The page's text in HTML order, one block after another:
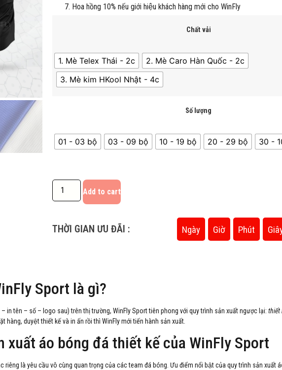
Hoa hồng 10% nếu giới hiệu khách hàng mới cho WinFly
Chất vải
1. Mè Telex Thái - 2c
2. Mè Caro Hàn Quốc - 2c
3. Mè kim HKool Nhật - 4c
Số lượng
01 - 03 bộ 03 - 09 bộ 10 - 19 bộ 20 - 29 bộ 30 -
Add to cart
THỜI GIAN ƯU ĐÃI : Ngày Giờ Phút
Sport là gì?
in tên – số – logo sau) trên thị trường, WinFly Sport tiên phong với quy trình sản xuất ngược lại: thiết
hàng, duyệt thiết kế và in ấn rồi thì WinFly mới tiến hành sản xuất.
xuất áo bóng đá thiết kế của WinFly Sport
là yêu cầu vô cùng quan trọng của các team đá bóng. Ưu điểm nổi bật của quy trình sản xuất